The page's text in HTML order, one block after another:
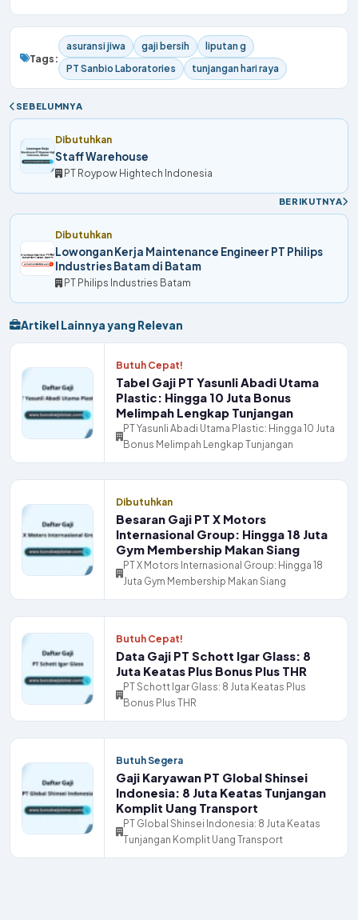
Tags:
asuransi jiwa gaji bersih
liputan g
PT Sanbio Laboratories
tunjangan hari raya
SEBELUMNYA
Dibutuhkan
Staff Warehouse
PT Roypow Hightech Indonesia
BERIKUTNYA
Dibutuhkan
Lowongan Kerja Maintenance Engineer PT Philips
Industries Batam di Batam
PT Philips Industries Batam
Artikel Lainnya yang Relevan
Butuh Cepat!
Tabel Gaji PT Yasunli Abadi Utama
Plastic: Hingga 10 Juta Bonus
Melimpah Lengkap Tunjangan
PT Yasunli Abadi Utama Plastic: Hingga 10 Juta
Bonus Melimpah Lengkap Tunjangan
Dibutuhkan
Besaran Gaji PT X Motors
Internasional Group: Hingga 18 Juta
Gym Membership Makan Siang
PT X Motors Internasional Group: Hingga 18
Juta Gym Membership Makan Siang
Butuh Cepat!
Data Gaji PT Schott Igar Glass: 8
Juta Keatas Plus Bonus Plus THR
PT Schott Igar Glass: 8 Juta Keatas Plus
Bonus Plus THR
Butuh Segera
Gaji Karyawan PT Global Shinsei
Indonesia: 8 Juta Keatas Tunjangan
Komplit Uang Transport
PT Global Shinsei Indonesia: 8 Juta Keatas
Tunjangan Komplit Uang Transport